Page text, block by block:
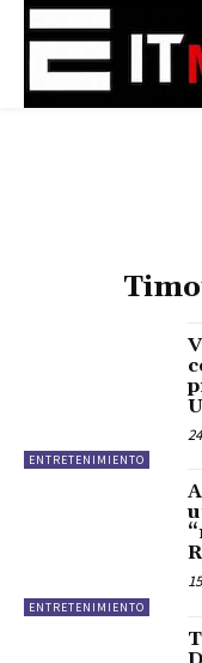
ENTRETENIMIENTO
ENTRETENIMIENTO